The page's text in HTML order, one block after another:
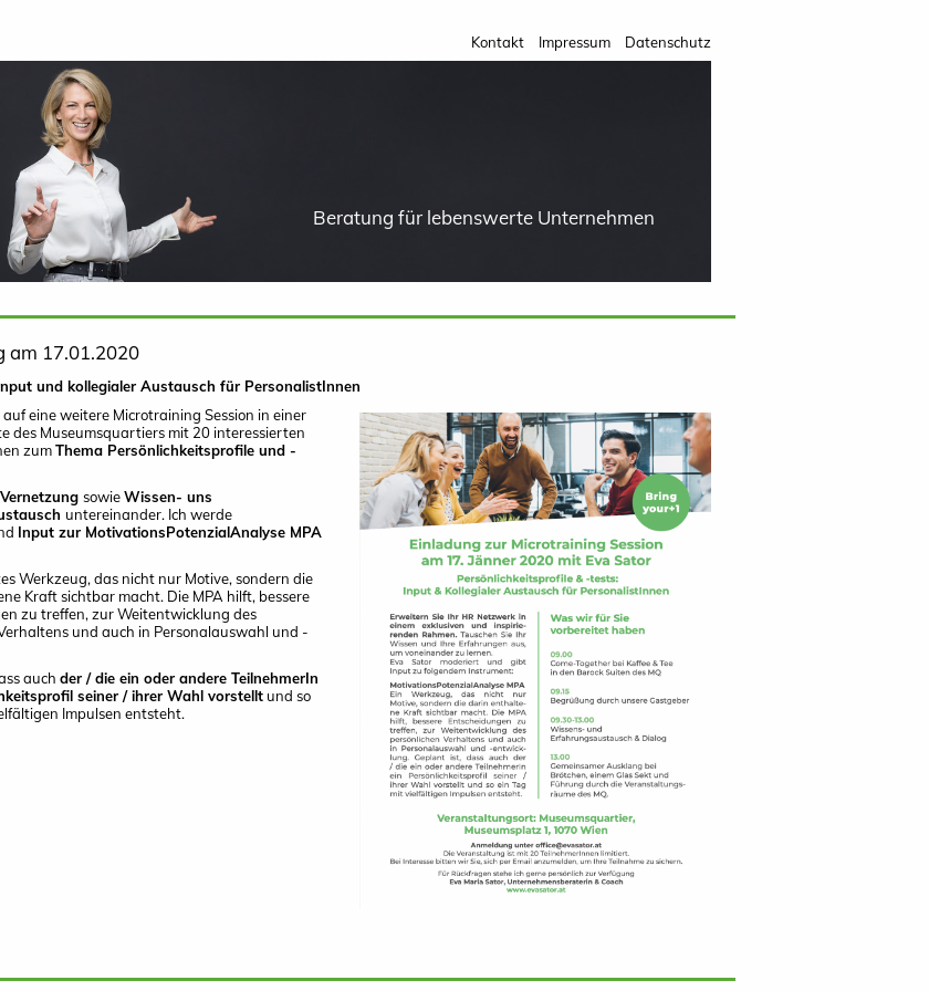
Kontakt
Impressum Datenschutz
Beratung für lebenswerte Unternehmen
am 17.01.2020
und kollegialer Austausch für PersonalistInnen
auf eine weitere Microtraining Session in einer
des Museumsquartiers mit 20 interessierten
zumThema Persönlichkeitsprofile und -
Vernetzung sowieWissen- uns
untereinander. Ich werde
Input zur MotivationsPotenzialAnalyse MPA
Werkzeug, das nicht nur Motive, sondern die
Kraft sichtbar macht. Die MPA hilft, bessere
zu treffen, zur Weitentwicklung des
und auch in Personalauswahl und -
auch der / die ein oder andere TeilnehmerIn
seiner / ihrer Wahl vorstellt und so
Impulsen entsteht.